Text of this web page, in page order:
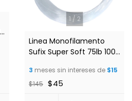
1 / 2
Linea Monofilamento
Sufix Super Soft 75lb 100
3 meses sin intereses de $15
$145 $45